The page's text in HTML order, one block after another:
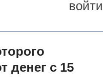
войти
денег с 15